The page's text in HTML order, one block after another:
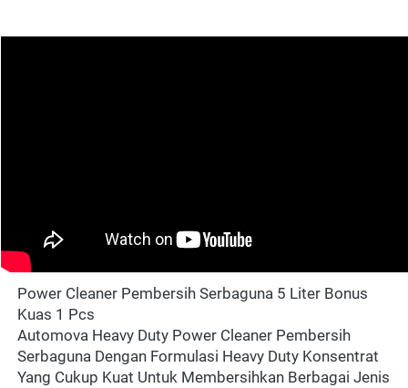
Power Cleaner Pembersih Serbaguna 5 Liter Bonus
Kuas 1 Pcs
Automova Heavy Duty Power Cleaner Pembersih
Serbaguna Dengan Formulasi Heavy Duty Konsentrat
Yang Cukup Kuat Untuk Membersihkan Berbagai Jenis